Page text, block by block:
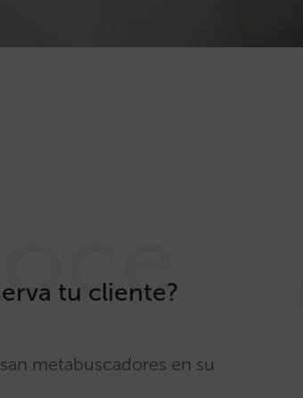
tu cliente?
metabuscadores en su